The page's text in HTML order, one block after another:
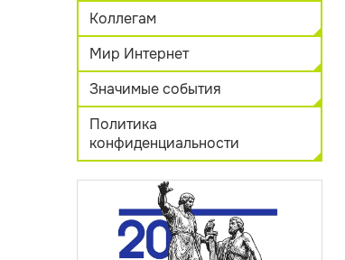
Коллегам
Мир Интернет
Значимые события
Политика
конфиденциальности